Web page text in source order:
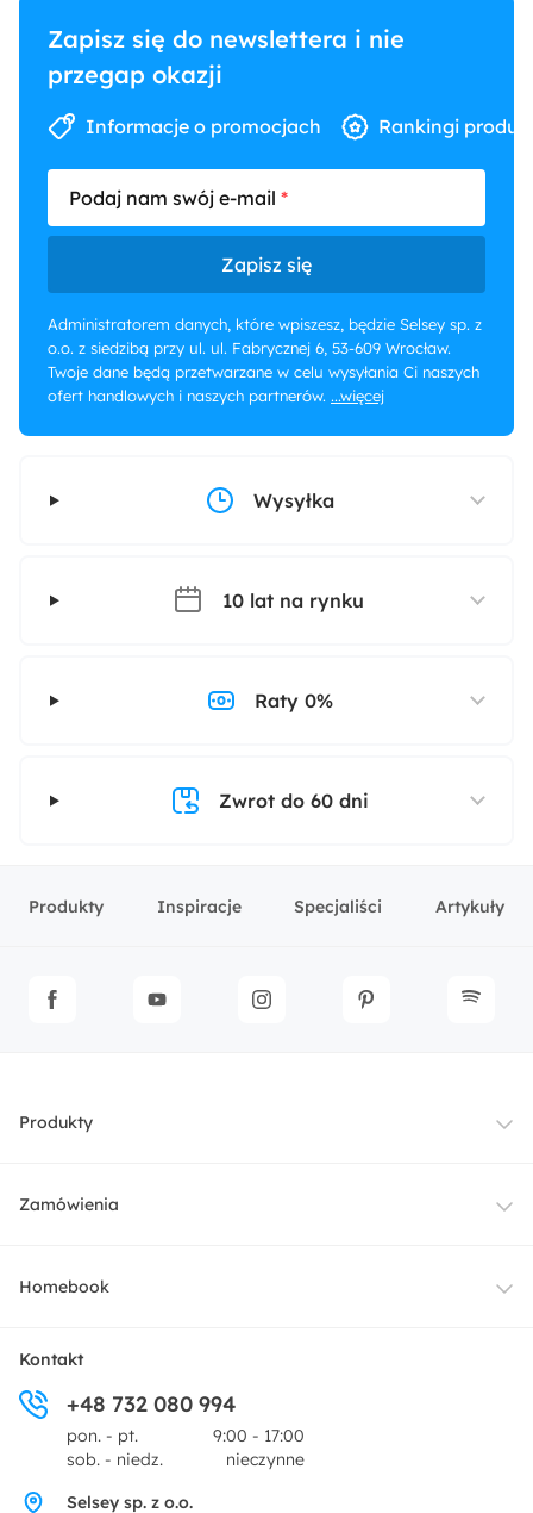
Zapisz się do newslettera i nie
przegap okazji
Informacje o promocjach Rankingi
Podaj nam swój e-mail
Zapisz się
Administratorem danych, które wpiszesz, będzie Selsey sp. z
o.o. z siedzibą przy ul. ul. Fabrycznej 6, 53-609 Wrocław.
Twoje dane będą przetwarzane w celu wysyłania Ci naszych
ofert handlowych i naszych partnerów. ...więcej
Wysyłka
10 lat na rynku
Raty 0%
Zwrot do 60 dni
Produkty Inspiracje Specjaliści Artykuły
Produkty
Meble
Dekoracje i akcesoria
Zamówienia
Dostawa
Zwroty
Pytania i odpowiedzi
Homebook
O nas
Centrum prasowe
Kontakt
+48 732 080 994
pon. - pt.
9:00 - 17:00
sob. - niedz.
nieczynne
Selsey sp. z o.o.